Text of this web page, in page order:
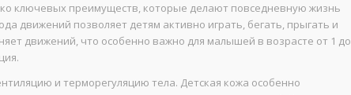
ключевых преимуществ, которые делают повседневную жизнь
движений позволяет детям активно играть, бегать, прыгать и
движений, что особенно важно для малышей в возрасте от 1 до
и терморегуляцию тела. Детская кожа особенно